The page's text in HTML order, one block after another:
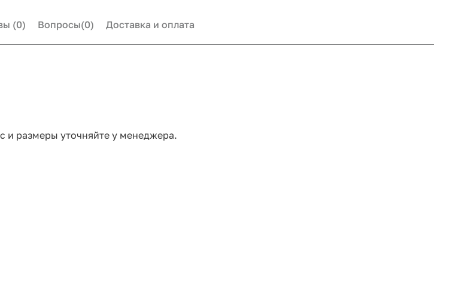
(0) Вопросы(0) Доставка и оплата
и размеры уточняйте у менеджера.